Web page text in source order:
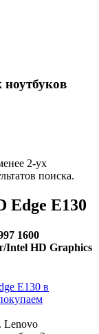
ноутбуков
2-ух
поиска.
Edge E130
1600
Intel HD Graphics
. Lenovo